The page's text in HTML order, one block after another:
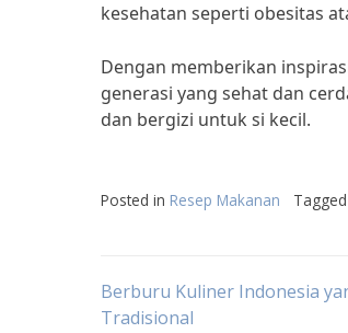
kesehatan seperti obesitas
Dengan memberikan
generasi yang sehat dan
dan bergizi untuk si kecil.
Posted in Resep Makanan Tagged
Post
Berburu Kuliner Indonesia
Tradisional